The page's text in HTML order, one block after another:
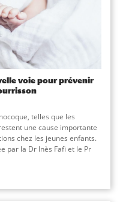
voie pour prévenir
telles que les
une cause importante
chez les jeunes enfants.
par la Dr Inès Fafi et le Pr